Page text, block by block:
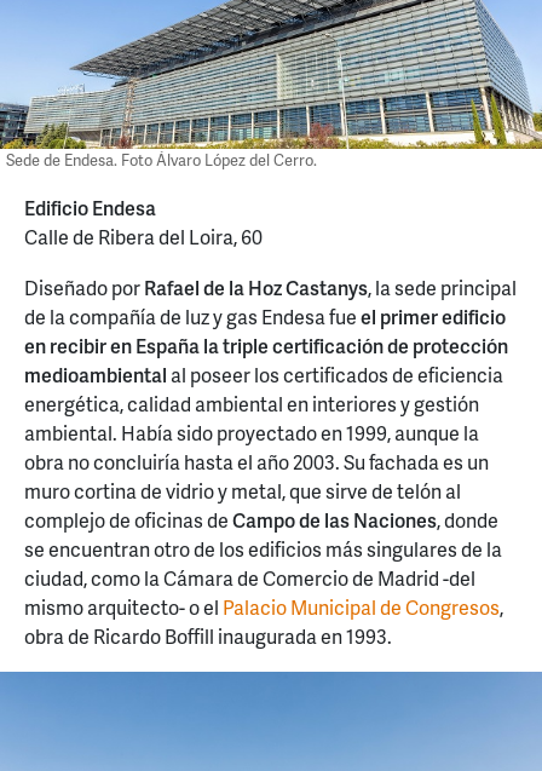
Sede de Endesa. Foto Álvaro López del Cerro.
Edificio Endesa
Calle de Ribera del Loira, 60
Diseñado porRafael de la Hoz Castanys, la sede principal
de la compañía de luz y gas Endesa fueel primer edificio
en recibir en España la triple certificación de protección
medioambiental al poseer los certificados de eficiencia
energética, calidad ambiental en interiores y gestión
ambiental. Había sido proyectado en 1999, aunque la
obra no concluiría hasta el año 2003. Su fachada es un
muro cortina de vidrio y metal, que sirve de telón al
complejo de oficinas deCampo de las Naciones, donde
se encuentran otro de los edificios más singulares de la
ciudad, como la Cámara de Comercio de Madrid -del
mismo arquitecto- o el Palacio Municipal de Congresos,
obra de Ricardo Boffill inaugurada en 1993.